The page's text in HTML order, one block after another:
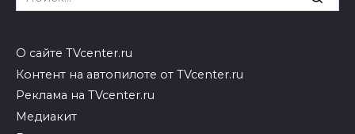
for:
О сайте TVcenter.ru
Контент на автопилоте от TVcenter.ru
Реклама на TVcenter.ru
Медиакит